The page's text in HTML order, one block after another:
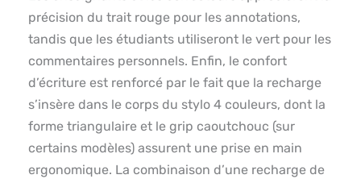
précision du trait rouge pour les annotations,
tandis que les étudiants utiliseront le vert pour les
commentaires personnels. Enfin, le confort
d’écriture est renforcé par le fait que la recharge
s’insère dans le corps du stylo 4 couleurs, dont la
forme triangulaire et le grip caoutchouc (sur
certains modèles) assurent une prise en main
ergonomique. La combinaison d’une recharge de